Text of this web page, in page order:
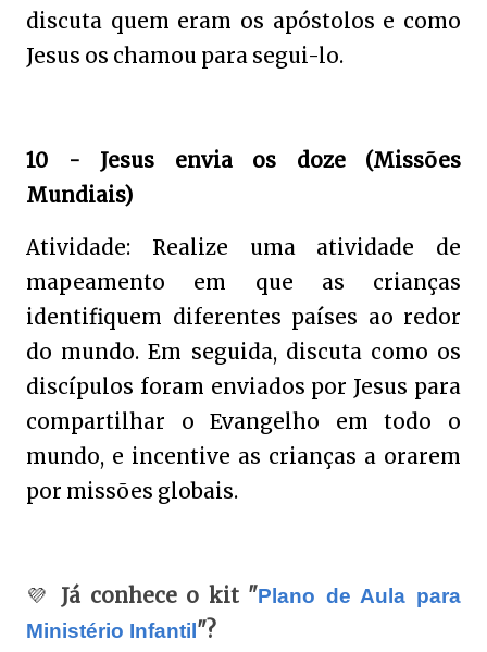
discuta quem eram os apóstolos e como
Jesus os chamou para segui-lo.
10 - Jesus envia os doze (Missões
Mundiais)
Atividade: Realize uma atividade de
mapeamento em que as crianças
identifiquem diferentes países ao redor
do mundo. Em seguida, discuta como os
discípulos foram enviados por Jesus para
compartilhar o Evangelho em todo o
mundo, e incentive as crianças a orarem
por missões globais.
💜 Já conhece o kit "Plano de Aula para
Ministério Infantil "?